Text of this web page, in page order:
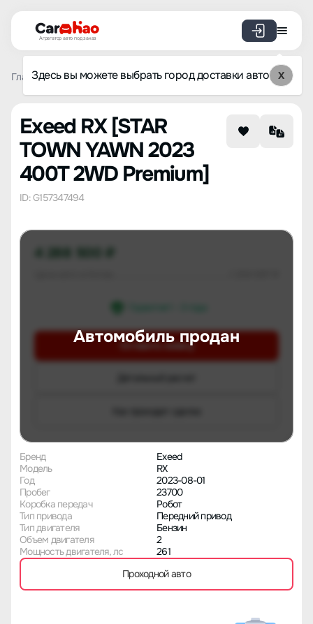
Агрегатор авто под заказ
Здесь вы можете выбрать город доставки авто X
Главная Список брендов Exeed RX STAR TOWN
Exeed RX [STAR
TOWN YAWN 2023
400T 2WD Premium]
ID: G157347494
Автомобиль продан
Оставить заявку
Бренд
Exeed
Модель
RX
Год
2023-08-01
Пробег
23700
Коробка передач
Робот
Тип привода
Передний привод
Тип двигателя
Бензин
Объем двигателя
2
Мощность двигателя, лс
261
Проходной авто